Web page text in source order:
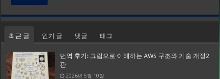
최근 글 인기 글 댓글 태그
번역 후기: 그림으로 이해하는 AWS 구조와 기술 개정2
판
2026년 5월 10일